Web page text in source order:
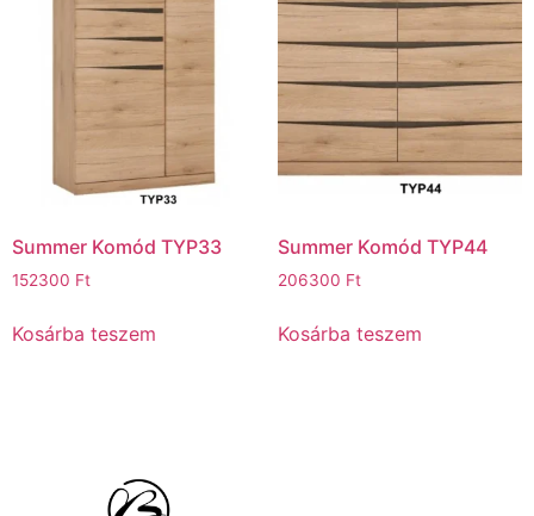
Summer Komód TYP33
152300 Ft
Kosárba teszem
Summer Komód TYP44
206300 Ft
Kosárba teszem